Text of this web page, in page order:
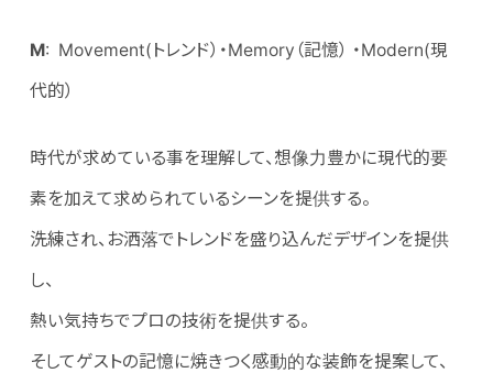
M: Movement(トレンド）・Memory（記憶） ・Modern(現
代的）
時代が求めている事を理解して、想像力豊かに現代的要
素を加えて求められているシーンを提供する。
洗練され、お洒落でトレンドを盛り込んだデザインを提供
し、
熱い気持ちでプロの技術を提供する。
そしてゲストの記憶に焼きつく感動的な装飾を提案して、